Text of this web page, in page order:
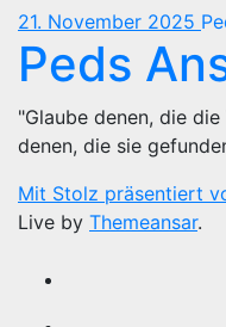
21. November 2025
Peds
"Glaube denen, die
denen, die sie
Mit Stolz präsentiert
Live by Themeansar.